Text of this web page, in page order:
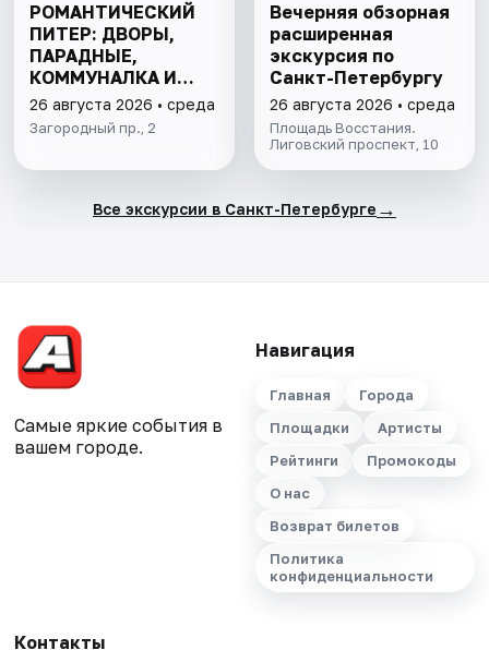
РОМАНТИЧЕСКИЙ
ПИТЕР: ДВОРЫ,
ПАРАДНЫЕ,
КОММУНАЛКА И
КРЫША
26 августа 2026 • среда
Загородный пр., 2
Вечерняя обзорная
расширенная
экскурсия по
Санкт-Петербургу
26 августа 2026 • среда
Площадь Восстания.
Лиговский проспект, 10
Все экскурсии в Санкт-Петербурге →
Самые яркие события в
вашем городе.
Навигация
Главная
Города
Площадки
Артисты
Рейтинги
Промокоды
О нас
Возврат билетов
Политика
конфиденциальности
Контакты